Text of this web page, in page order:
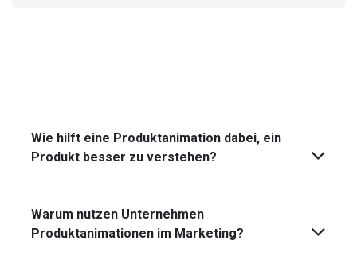
Wie hilft eine Produktanimation dabei, ein
Produkt besser zu verstehen?
Warum nutzen Unternehmen
Produktanimationen im Marketing?